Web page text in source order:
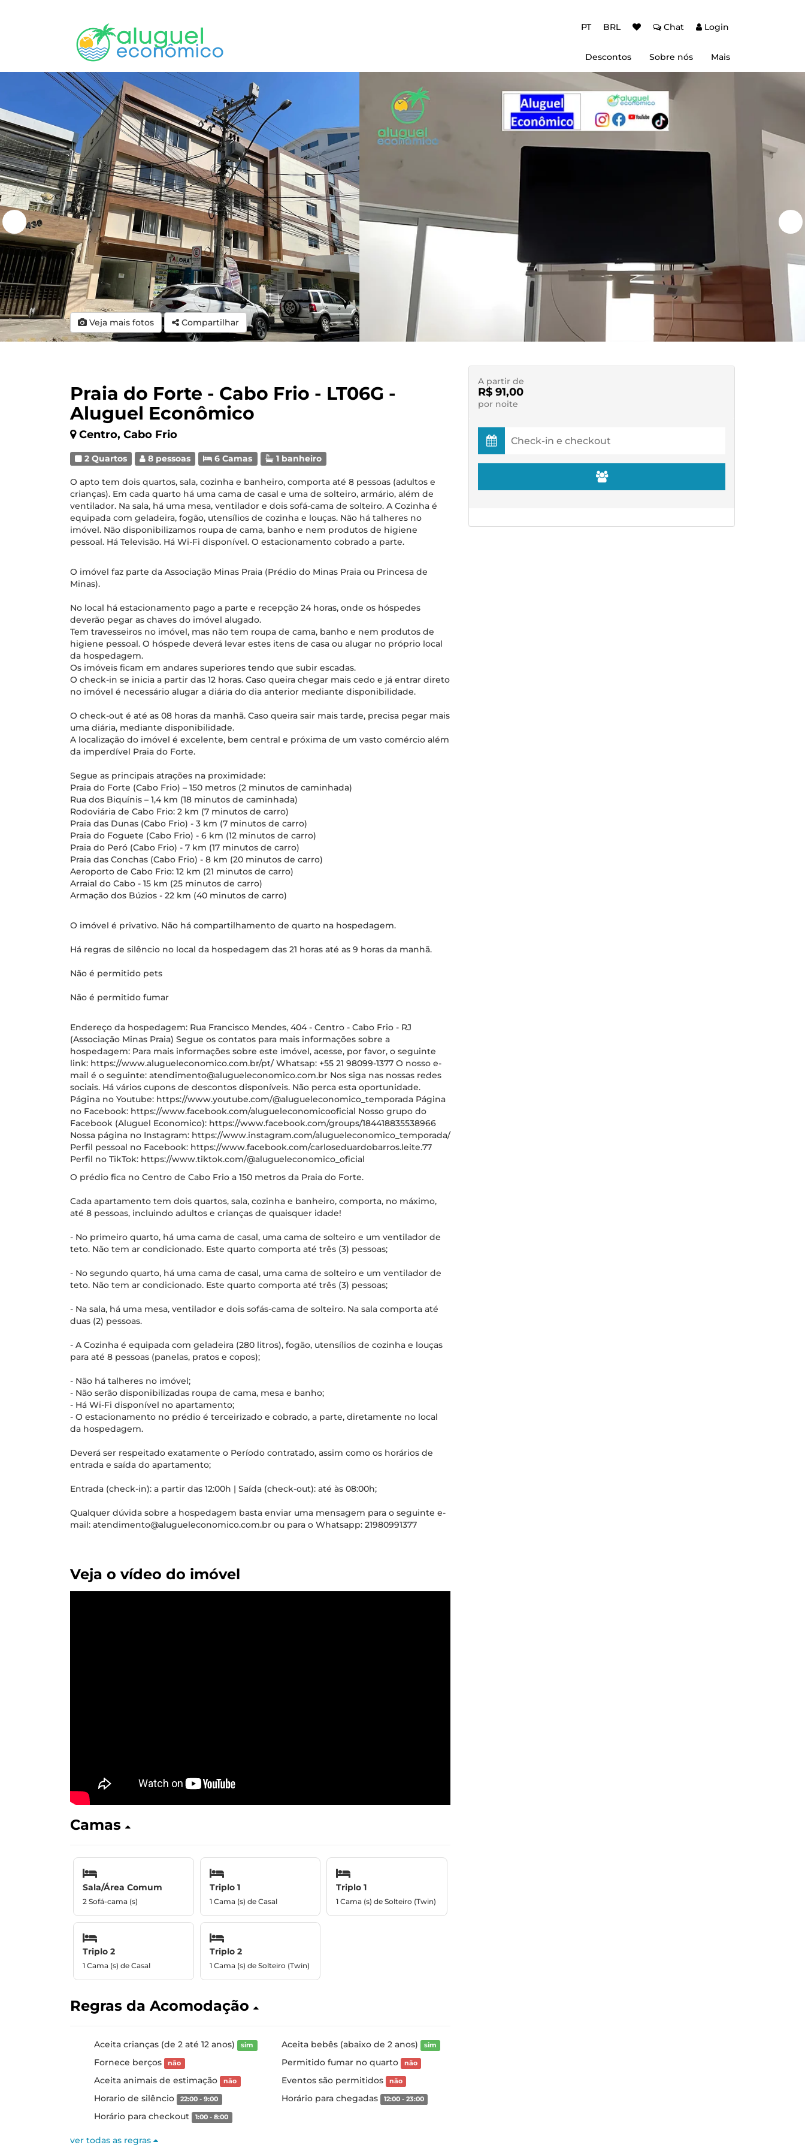
PT BRL Chat Login
Descontos
Promoção Baixa Temporada
Cupom de desconto
Sobre nós Mais
Autenticação de dois fatores (2FA)
Dicas de Viagem
Veja mais fotos Compartilhar
Praia do Forte - Cabo Frio - LT06G -
Aluguel Econômico
Centro, Cabo Frio
2 Quartos 8 pessoas 6 Camas 1 banheiro
O apto tem dois quartos, sala, cozinha e banheiro, comporta até 8 pessoas (adultos e
crianças). Em cada quarto há uma cama de casal e uma de solteiro, armário, além de
ventilador. Na sala, há uma mesa, ventilador e dois sofá-cama de solteiro. A Cozinha é
equipada com geladeira, fogão, utensílios de cozinha e louças. Não há talheres no
imóvel. Não disponibilizamos roupa de cama, banho e nem produtos de higiene
pessoal. Há Televisão. Há Wi-Fi disponível. O estacionamento cobrado a parte.
O imóvel faz parte da Associação Minas Praia (Prédio do Minas Praia ou Princesa de
Minas).
No local há estacionamento pago a parte e recepção 24 horas, onde os hóspedes
deverão pegar as chaves do imóvel alugado.
Tem travesseiros no imóvel, mas não tem roupa de cama, banho e nem produtos de
higiene pessoal. O hóspede deverá levar estes itens de casa ou alugar no próprio local
da hospedagem.
Os imóveis ficam em andares superiores tendo que subir escadas.
O check-in se inicia a partir das 12 horas. Caso queira chegar mais cedo e já entrar direto
no imóvel é necessário alugar a diária do dia anterior mediante disponibilidade.
O check-out é até as 08 horas da manhã. Caso queira sair mais tarde, precisa pegar mais
uma diária, mediante disponibilidade.
A localização do imóvel é excelente, bem central e próxima de um vasto comércio além
da imperdível Praia do Forte.
Segue as principais atrações na proximidade:
Praia do Forte (Cabo Frio) – 150 metros (2 minutos de caminhada)
Rua dos Biquínis – 1,4 km (18 minutos de caminhada)
Rodoviária de Cabo Frio: 2 km (7 minutos de carro)
Praia das Dunas (Cabo Frio) - 3 km (7 minutos de carro)
Praia do Foguete (Cabo Frio) - 6 km (12 minutos de carro)
Praia do Peró (Cabo Frio) - 7 km (17 minutos de carro)
Praia das Conchas (Cabo Frio) - 8 km (20 minutos de carro)
Aeroporto de Cabo Frio: 12 km (21 minutos de carro)
Arraial do Cabo - 15 km (25 minutos de carro)
Armação dos Búzios - 22 km (40 minutos de carro)
O imóvel é privativo. Não há compartilhamento de quarto na hospedagem.
Há regras de silêncio no local da hospedagem das 21 horas até as 9 horas da manhã.
Não é permitido pets
Não é permitido fumar
Endereço da hospedagem: Rua Francisco Mendes, 404 - Centro - Cabo Frio - RJ
(Associação Minas Praia) Segue os contatos para mais informações sobre a
hospedagem: Para mais informações sobre este imóvel, acesse, por favor, o seguinte
link: https://www.alugueleconomico.com.br/pt/ Whatsap: +55 21 98099-1377 O nosso e-
mail é o seguinte: atendimento@alugueleconomico.com.br Nos siga nas nossas redes
sociais. Há vários cupons de descontos disponíveis. Não perca esta oportunidade.
Página no Youtube: https://www.youtube.com/@alugueleconomico_temporada Página
no Facebook: https://www.facebook.com/alugueleconomicooficial Nosso grupo do
Facebook (Aluguel Economico): https://www.facebook.com/groups/184418835538966
Nossa página no Instagram: https://www.instagram.com/alugueleconomico_temporada/
Perfil pessoal no Facebook: https://www.facebook.com/carloseduardobarros.leite.77
Perfil no TikTok: https://www.tiktok.com/@alugueleconomico_oficial
O prédio fica no Centro de Cabo Frio a 150 metros da Praia do Forte.
Cada apartamento tem dois quartos, sala, cozinha e banheiro, comporta, no máximo,
até 8 pessoas, incluindo adultos e crianças de quaisquer idade!
- No primeiro quarto, há uma cama de casal, uma cama de solteiro e um ventilador de
teto. Não tem ar condicionado. Este quarto comporta até três (3) pessoas;
- No segundo quarto, há uma cama de casal, uma cama de solteiro e um ventilador de
teto. Não tem ar condicionado. Este quarto comporta até três (3) pessoas;
- Na sala, há uma mesa, ventilador e dois sofás-cama de solteiro. Na sala comporta até
duas (2) pessoas.
- A Cozinha é equipada com geladeira (280 litros), fogão, utensílios de cozinha e louças
para até 8 pessoas (panelas, pratos e copos);
- Não há talheres no imóvel;
- Não serão disponibilizadas roupa de cama, mesa e banho;
- Há Wi-Fi disponível no apartamento;
- O estacionamento no prédio é terceirizado e cobrado, a parte, diretamente no local
da hospedagem.
Deverá ser respeitado exatamente o Período contratado, assim como os horários de
entrada e saída do apartamento;
Entrada (check-in): a partir das 12:00h | Saída (check-out): até às 08:00h;
Qualquer dúvida sobre a hospedagem basta enviar uma mensagem para o seguinte e-
mail: atendimento@alugueleconomico.com.br ou para o Whatsapp: 21980991377
Veja o vídeo do imóvel
Camas
Sala/Área Comum
2 Sofá-cama (s)
Triplo 1
1 Cama (s) de Casal
Triplo 1
1 Cama (s) de Solteiro (Twin)
Triplo 2
1 Cama (s) de Casal
Triplo 2
1 Cama (s) de Solteiro (Twin)
Regras da Acomodação
Aceita crianças (de 2 até 12 anos) sim Aceita bebês (abaixo de 2 anos) sim
Fornece berços não Permitido fumar no quarto não
Aceita animais de estimação não Eventos são permitidos não
Horario de silêncio 22:00 - 9:00 Horário para chegadas 12:00 - 23:00
Horário para checkout 1:00 - 8:00
ver todas as regras
A partir de
R$ 91,00
por noite